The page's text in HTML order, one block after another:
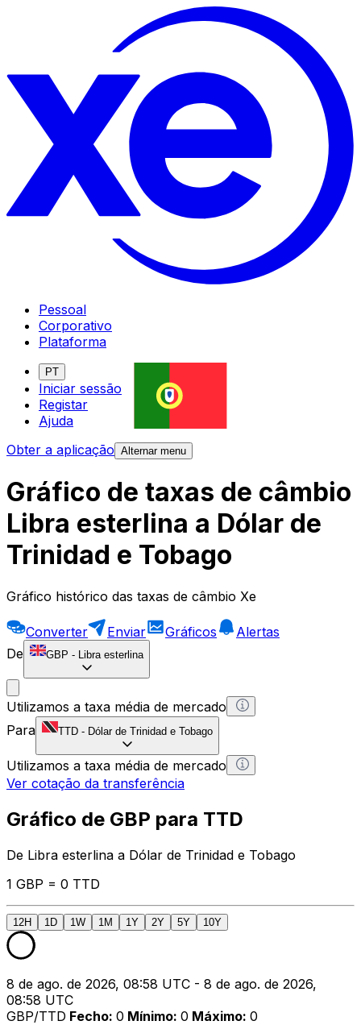
Pessoal
Corporativo
Plataforma
PT
Iniciar sessão
Registar
Ajuda
Obter a aplicação Alternar menu
Gráfico de taxas de câmbio
Libra esterlina a Dólar de
Trinidad e Tobago
Gráfico histórico das taxas de câmbio Xe
Converter Enviar Gráficos
Alertas
De
GBP - Libra esterlina
Utilizamos a taxa média de mercado
Para
TTD - Dólar de Trinidad e Tobago
Utilizamos a taxa média de mercado
Ver cotação da transferência
Gráfico de GBP para TTD
De Libra esterlina a Dólar de Trinidad e Tobago
1 GBP = 0 TTD
12H 1D 1W 1M 1Y 2Y 5Y 10Y
8 de ago. de 2026, 08:58 UTC - 8 de ago. de 2026,
08:58 UTC
GBP/TTD Fecho: 0 Mínimo: 0 Máximo: 0